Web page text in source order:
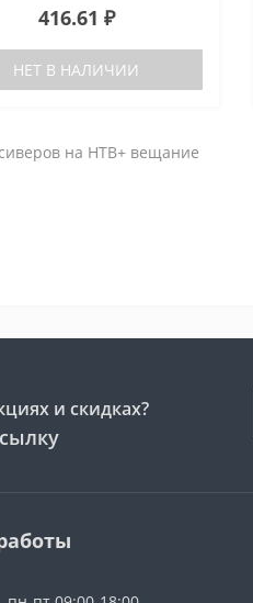
Sagemcom DSI74HDПульт
SRC-4709..
416.61 ₽
НЕТ В НАЛИЧИИ
на НТВ+ вещание
и скидках?